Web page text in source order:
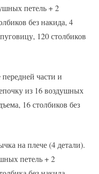
петель + 2
без накида, 4
120 столбиков
части и
из 16 воздушных
16 столбиков без
на плече (4 детали).
петель + 2